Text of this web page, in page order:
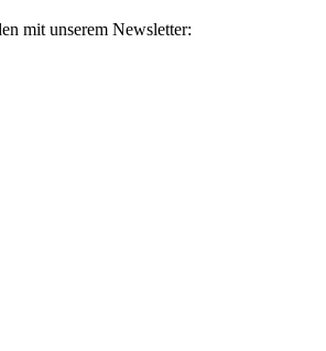
mit unserem Newsletter: